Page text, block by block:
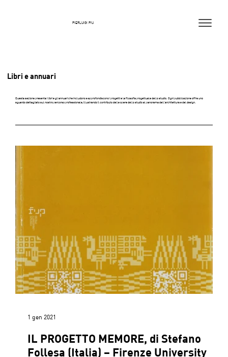
PIERLUIGI PIU
Libri e annuari
Questa sezione presenta i libri e gli annuari che includono e approfondiscono i progetti e la filosofia progettuale dello studio. Ogni pubblicazione offre uno
sguardo dettagliato sul nostro percorso professionale, illustrando il contributo delle opere dello studio al panorama dell'architettura e del design.
IL PROGETTO MEMORE, di Stefano
Follesa (Italia) – Firenze University
1 gen 2021